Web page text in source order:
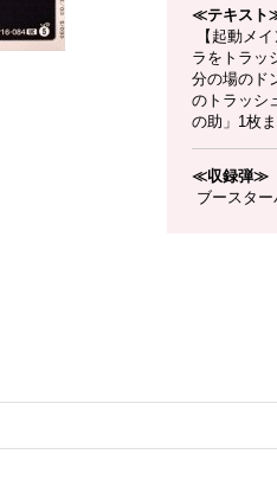
≪テキスト
【起動メ
ラをトラッ
分の場のド
のトラッシ
の助」1枚
≪収録弾≫
ブースター